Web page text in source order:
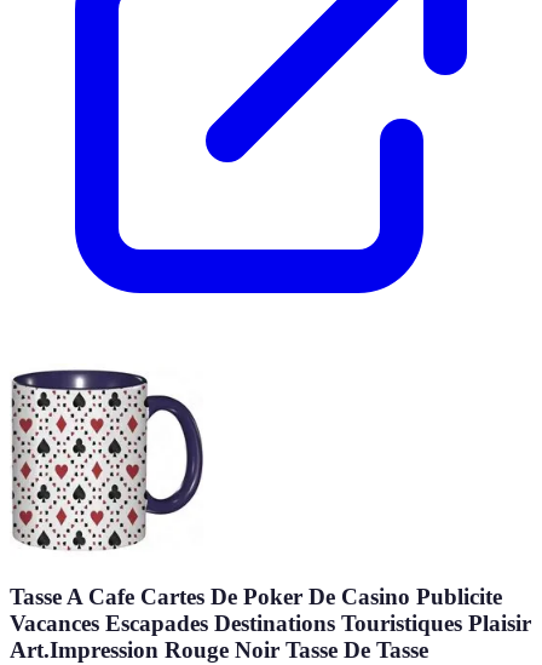
Tasse A Cafe Cartes De Poker De Casino Publicite
Vacances Escapades Destinations Touristiques Plaisir
Art.Impression Rouge Noir Tasse De Tasse